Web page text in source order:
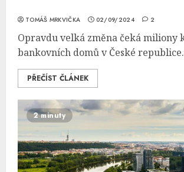
TOMÁŠ MRKVIČKA 02/09/2024 2
Opravdu velká změna čeká miliony
bankovních domů v České
PŘEČÍST ČLÁNEK
2 minuty